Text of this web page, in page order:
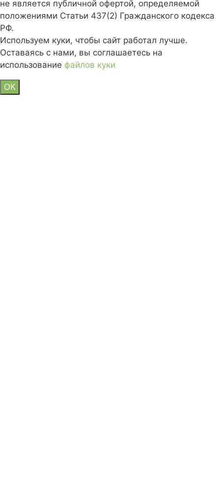
не является публичной офертой, определяемой
положениями Статьи 437(2) Гражданского кодекса
РФ.
Используем куки, чтобы сайт работал лучше.
Оставаясь с нами, вы соглашаетесь на
использование файлов куки
ОК